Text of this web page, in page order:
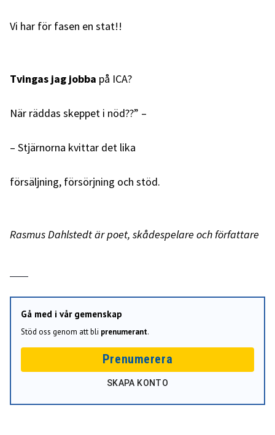
Vi har för fasen en stat!!
Tvingas jag jobba på ICA?
När räddas skeppet i nöd??” –
– Stjärnorna kvittar det lika
försäljning, försörjning och stöd.
Rasmus Dahlstedt är poet, skådespelare och författare
Gå med i vår gemenskap
Stöd oss genom att bli prenumerant.
Prenumerera
SKAPA KONTO